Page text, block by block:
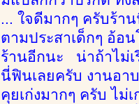
... ใจดีมากๆ ครับร้า
ตามประสาเด็กๆ อ้
ร้านอีกนะ น่าถ้าไม่เ
นี่ฟินเลยครับ งานอา
คุยเก่งมากๆ ครับ ไม่